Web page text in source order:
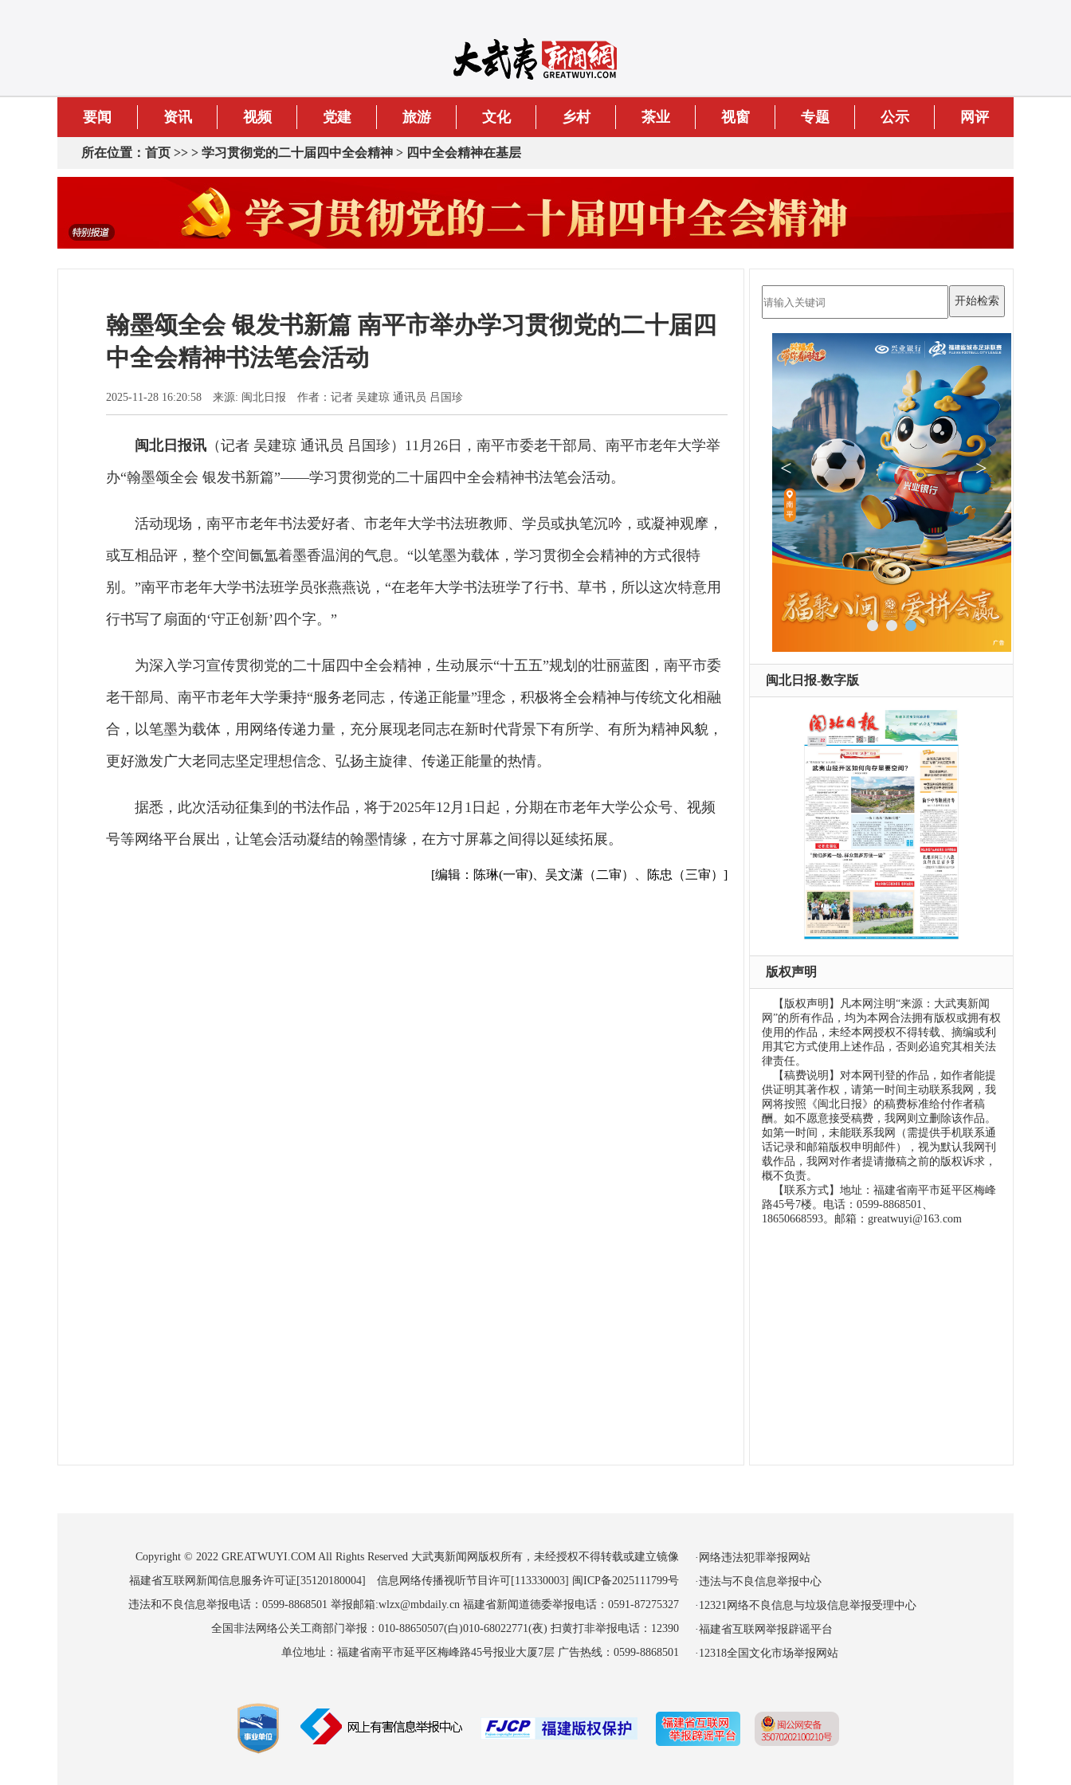
要闻 资讯 视频 党建 旅游 文化 乡村 茶业 视窗 专题 公示 网评
所在位置： 首页 >> > 学习贯彻党的二十届四中全会精神 > 四中全会精神在基层
翰墨颂全会 银发书新篇 南平市举办学习贯彻党的二十届四
中全会精神书法笔会活动
2025-11-28 16:20:58 来源: 闽北日报 作者：记者 吴建琼 通讯员 吕国珍
闽北日报讯 （记者 吴建琼 通讯员 吕国珍）11月26日，南平市委老干部局、南平市老年大学举
办“翰墨颂全会 银发书新篇”——学习贯彻党的二十届四中全会精神书法笔会活动。
活动现场，南平市老年书法爱好者、市老年大学书法班教师、学员或执笔沉吟，或凝神观摩，
或互相品评，整个空间氤氲着墨香温润的气息。“以笔墨为载体，学习贯彻全会精神的方式很特
别。”南平市老年大学书法班学员张燕燕说，“在老年大学书法班学了行书、草书，所以这次特意用
行书写了扇面的‘守正创新’四个字。”
为深入学习宣传贯彻党的二十届四中全会精神，生动展示“十五五”规划的壮丽蓝图，南平市委
老干部局、南平市老年大学秉持“服务老同志，传递正能量”理念，积极将全会精神与传统文化相融
合，以笔墨为载体，用网络传递力量，充分展现老同志在新时代背景下有所学、有所为精神风貌，
更好激发广大老同志坚定理想信念、弘扬主旋律、传递正能量的热情。
据悉，此次活动征集到的书法作品，将于2025年12月1日起，分期在市老年大学公众号、视频
号等网络平台展出，让笔会活动凝结的翰墨情缘，在方寸屏幕之间得以延续拓展。
[编辑：陈琳(一审)、吴文潇（二审）、陈忠（三审）]
闽北日报-数字版
版权声明
【版权声明】凡本网注明“来源：大武夷新闻
网”的所有作品，均为本网合法拥有版权或拥有权
使用的作品，未经本网授权不得转载、摘编或利
用其它方式使用上述作品，否则必追究其相关法
律责任。
【稿费说明】对本网刊登的作品，如作者能提
供证明其著作权，请第一时间主动联系我网，我
网将按照《闽北日报》的稿费标准给付作者稿
酬。如不愿意接受稿费，我网则立删除该作品。
如第一时间，未能联系我网（需提供手机联系通
话记录和邮箱版权申明邮件），视为默认我网刊
载作品，我网对作者提请撤稿之前的版权诉求，
概不负责。
【联系方式】地址：福建省南平市延平区梅峰
路45号7楼。电话：0599-8868501、
18650668593。邮箱：greatwuyi@163.com
Copyright © 2022 GREATWUYI.COM All Rights Reserved 大武夷新闻网版权所有，未经授权不得转载或建立镜像
福建省互联网新闻信息服务许可证[35120180004] 信息网络传播视听节目许可[113330003] 闽ICP备2025111799号
违法和不良信息举报电话：0599-8868501 举报邮箱:wlzx@mbdaily.cn 福建省新闻道德委举报电话：0591-87275327
全国非法网络公关工商部门举报：010-88650507(白)010-68022771(夜) 扫黄打非举报电话：12390
单位地址：福建省南平市延平区梅峰路45号报业大厦7层 广告热线：0599-8868501
·网络违法犯罪举报网站
·违法与不良信息举报中心
·12321网络不良信息与垃圾信息举报受理中心
·福建省互联网举报辟谣平台
·12318全国文化市场举报网站